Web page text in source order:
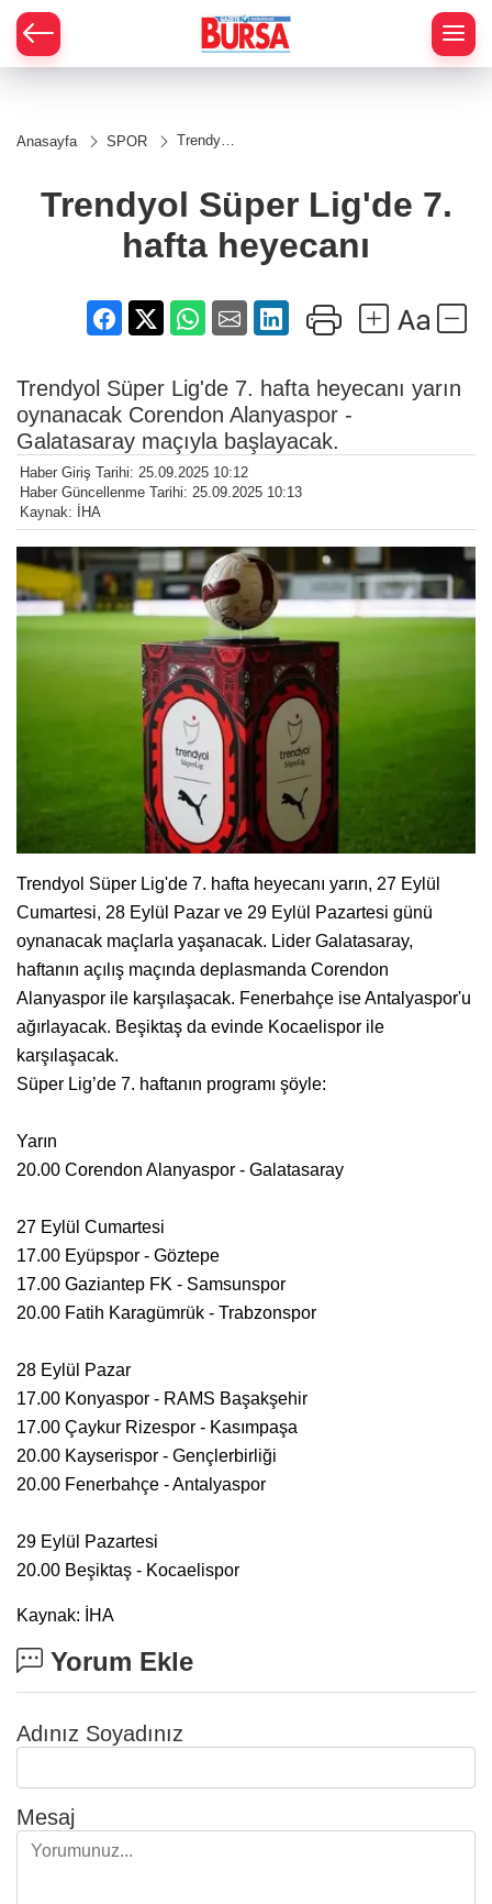
Anasayfa SPOR
Trendyol
hafta
heyecanı
Trendyol Süper Lig'de 7.
hafta heyecanı
Trendyol Süper Lig'de 7. hafta heyecanı yarın
oynanacak Corendon Alanyaspor -
Galatasaray maçıyla başlayacak.
Haber Giriş Tarihi: 25.09.2025 10:12
Haber Güncellenme Tarihi: 25.09.2025 10:13
Kaynak: İHA
Trendyol Süper Lig'de 7. hafta heyecanı yarın, 27 Eylül
Cumartesi, 28 Eylül Pazar ve 29 Eylül Pazartesi günü
oynanacak maçlarla yaşanacak. Lider Galatasaray,
haftanın açılış maçında deplasmanda Corendon
Alanyaspor ile karşılaşacak. Fenerbahçe ise Antalyaspor'u
ağırlayacak. Beşiktaş da evinde Kocaelispor ile
karşılaşacak.
Süper Lig’de 7. haftanın programı şöyle:
Yarın
20.00 Corendon Alanyaspor - Galatasaray
27 Eylül Cumartesi
17.00 Eyüpspor - Göztepe
17.00 Gaziantep FK - Samsunspor
20.00 Fatih Karagümrük - Trabzonspor
28 Eylül Pazar
17.00 Konyaspor - RAMS Başakşehir
17.00 Çaykur Rizespor - Kasımpaşa
20.00 Kayserispor - Gençlerbirliği
20.00 Fenerbahçe - Antalyaspor
29 Eylül Pazartesi
20.00 Beşiktaş - Kocaelispor
Kaynak: İHA
Yorum Ekle
Adınız Soyadınız
Mesaj